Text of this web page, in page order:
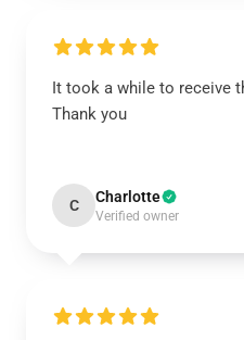
It took a while to receive
Thank you
C Charlotte
Verified owner